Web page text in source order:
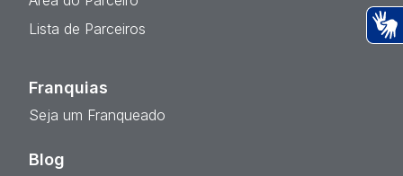
Lista de Parceiros
Franquias
Seja um Franqueado
Blog